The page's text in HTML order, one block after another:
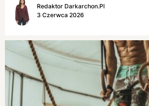
Redaktor Darkarchon.pl
3 Czerwca 2026